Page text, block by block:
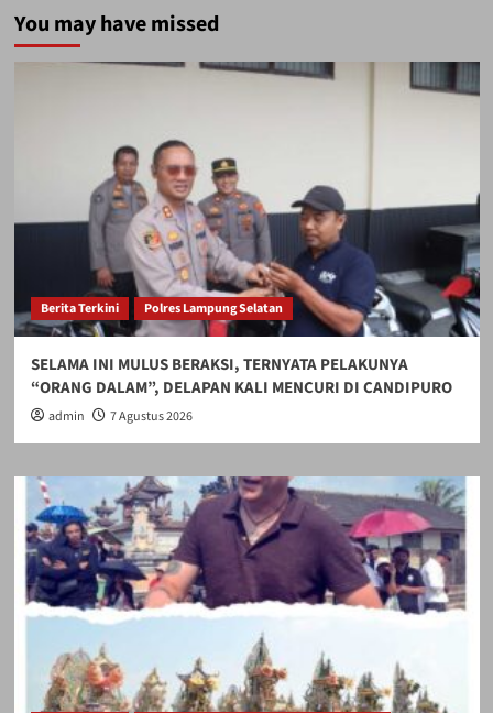
You may have missed
Berita Terkini Polres Lampung Selatan
SELAMA INI MULUS BERAKSI, TERNYATA PELAKUNYA
“ORANG DALAM”, DELAPAN KALI MENCURI DI CANDIPURO
admin 7 Agustus 2026